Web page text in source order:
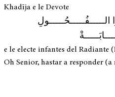
Khadīja e le Devote
الـــــفُـــــحُـــــولِ
e le electe infantes del Radiante
Oh Senior, hastar a responder